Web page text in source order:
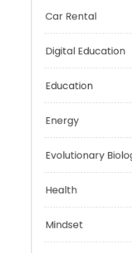
Education
Energy
Evolutionary Biology
Health